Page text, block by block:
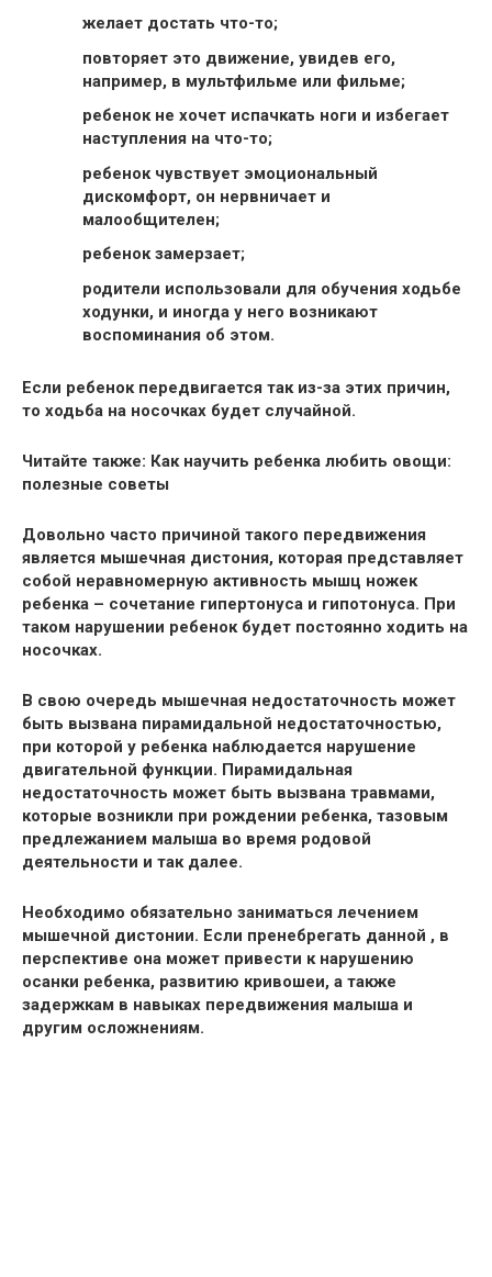
желает достать что-то;
повторяет это движение, увидев его,
например, в мультфильме или фильме;
ребенок не хочет испачкать ноги и избегает
наступления на что-то;
ребенок чувствует эмоциональный
дискомфорт, он нервничает и
малообщителен;
ребенок замерзает;
родители использовали для обучения ходьбе
ходунки, и иногда у него возникают
воспоминания об этом.
Если ребенок передвигается так из-за этих причин,
то ходьба на носочках будет случайной.
Читайте также: Как научить ребенка любить овощи:
полезные советы
Довольно часто причиной такого передвижения
является мышечная дистония, которая представляет
собой неравномерную активность мышц ножек
ребенка – сочетание гипертонуса и гипотонуса. При
таком нарушении ребенок будет постоянно ходить на
носочках.
В свою очередь мышечная недостаточность может
быть вызвана пирамидальной недостаточностью,
при которой у ребенка наблюдается нарушение
двигательной функции. Пирамидальная
недостаточность может быть вызвана травмами,
которые возникли при рождении ребенка, тазовым
предлежанием малыша во время родовой
деятельности и так далее.
Необходимо обязательно заниматься лечением
мышечной дистонии. Если пренебрегать данной , в
перспективе она может привести к нарушению
осанки ребенка, развитию кривошеи, а также
задержкам в навыках передвижения малыша и
другим осложнениям.